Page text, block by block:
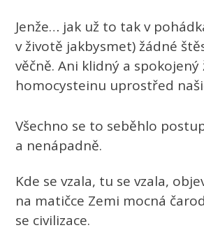
Jenže… jak už to tak v
v životě jakbysmet) žádné
věčně. Ani klidný a spokojený
homocysteinu uprostřed
Všechno se to seběhlo
a nenápadně.
Kde se vzala, tu se vzala,
na matičce Zemi mocná
se civilizace.